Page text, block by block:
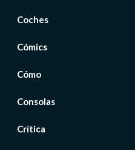
Coches
Cómics
Cómo
Consolas
Crítica